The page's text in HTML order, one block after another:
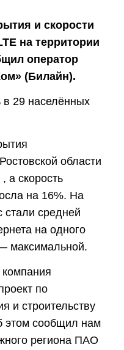
и скорости
на территории
оператор
(Билайн).
в 29 населённых
области
а скорость
на 16%. На
средней
на одного
максимальной.
по
и строительству
этом сообщил нам
региона ПАО